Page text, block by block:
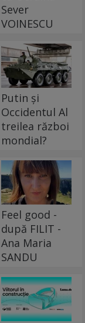
Sever
VOINESCU
Putin și
Occidentul Al
treilea război
mondial?
Feel good -
după FILIT -
Ana Maria
SANDU